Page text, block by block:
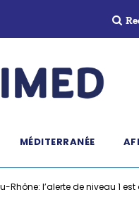
MÉDITERRANÉE
l’alerte de niveau 1